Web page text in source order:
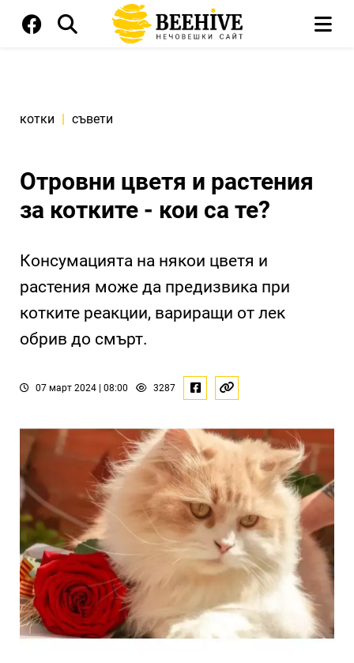
котки | съвети
Отровни цветя и растения
за котките - кои са те?
Консумацията на някои цветя и
растения може да предизвика при
котките реакции, вариращи от лек
обрив до смърт.
07 март 2024 | 08:00 3287